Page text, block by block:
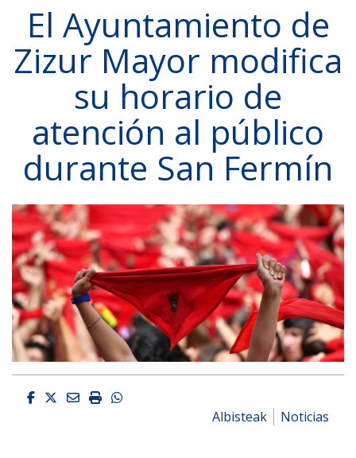
El Ayuntamiento de
Zizur Mayor modifica
su horario de
atención al público
durante San Fermín
Facebook
Twitter
EmailImprimirWhatsapp
Albisteak
Noticias